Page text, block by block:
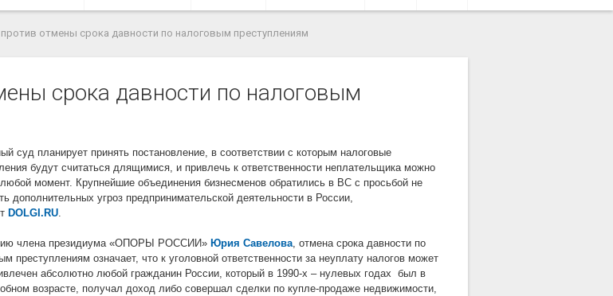
отмены срока давности по налоговым преступлениям
срока давности по налоговым
суд планирует принять постановление, в соответствии с которым налоговые
будут считаться длящимися, и привлечь к ответственности неплательщика можно
момент. Крупнейшие объединения бизнесменов обратились в ВС с просьбой не
дополнительных угроз предпринимательской деятельности в России,
DOLGI.RU
члена президиума «ОПОРЫ РОССИИ»Юрия Савелова , отмена срока давности по
преступлениям означает, что к уголовной ответственности за неуплату налогов может
абсолютно любой гражданин России, который в 1990-х – нулевых годах был в
возрасте, получал доход либо совершал сделки по купле-продаже недвижимости,